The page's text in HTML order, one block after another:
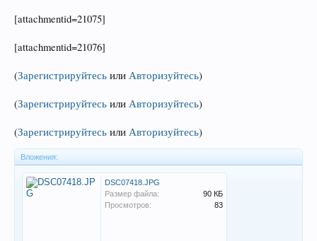
[attachmentid=21075]
[attachmentid=21076]
(Зарегистрируйтесь или Авторизуйтесь)
(Зарегистрируйтесь или Авторизуйтесь)
(Зарегистрируйтесь или Авторизуйтесь)
Вложения:
DSC07418.JPG
Размер файла:
90 КБ
Просмотров:
83